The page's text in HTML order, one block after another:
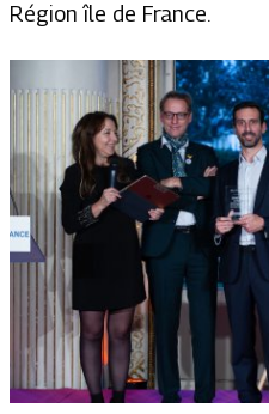
Région île de France.